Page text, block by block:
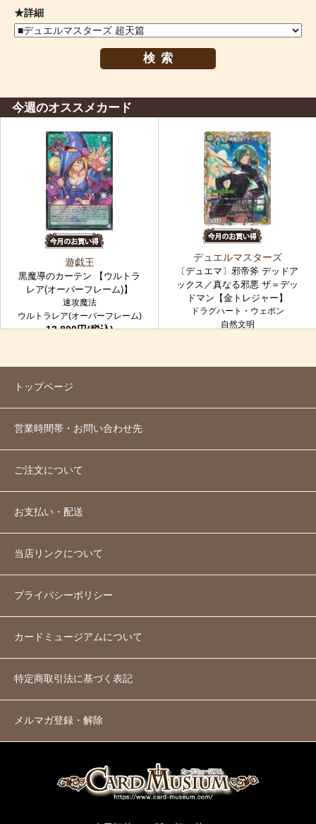
★詳細
検索
今週のオススメカード
遊戯王
黒魔導のカーテン 【ウルトラ
レア(オーバーフレーム)】
速攻魔法
ウルトラレア(オーバーフレーム)
12,800円(税込)
デュエルマスターズ
〔デュエマ〕邪帝斧 デッドア
ックス／真なる邪悪 ザ＝デッ
ドマン【金トレジャー】
ドラグハート・ウェポン
自然文明
トップページ
営業時間帯・お問い合わせ先
ご注文について
お支払い・配送
当店リンクについて
プライバシーポリシー
カードミュージアムについて
特定商取引法に基づく表記
メルマガ登録・解除